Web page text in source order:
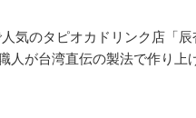
気のタピオカドリンク店「
人が台湾直伝の製法で作り上